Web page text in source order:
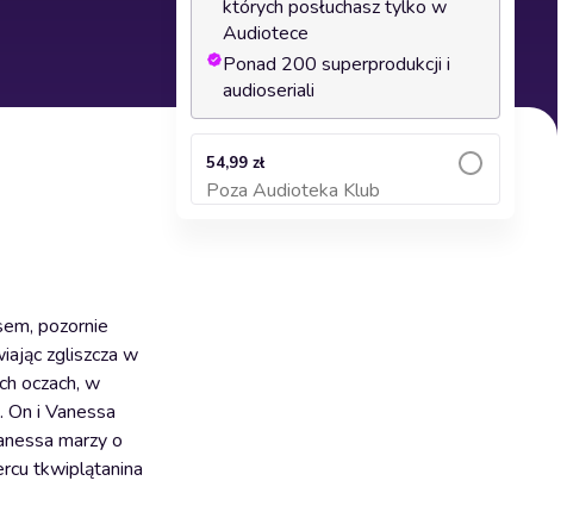
pozornie
zgliszcza w
oczach, w
i Vanessa
marzy o
tkwiplątanina
których posłuchasz tylko w
Audiotece
Ponad 200 superprodukcji i
audioseriali
54,99 zł
Poza Audioteka Klub
Dodaj do koszyka